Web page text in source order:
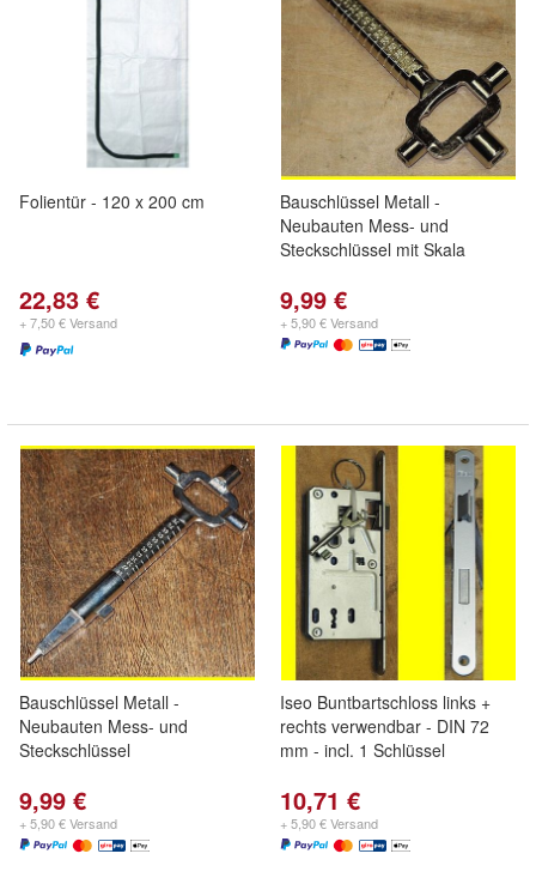
Folientür - 120 x 200 cm
22,83 €
+ 7,50 € Versand
Bauschlüssel Metall -
Neubauten Mess- und
Steckschlüssel mit Skala
9,99 €
+ 5,90 € Versand
Bauschlüssel Metall -
Neubauten Mess- und
Steckschlüssel
9,99 €
+ 5,90 € Versand
Iseo Buntbartschloss links +
rechts verwendbar - DIN 72
mm - incl. 1 Schlüssel
10,71 €
+ 5,90 € Versand